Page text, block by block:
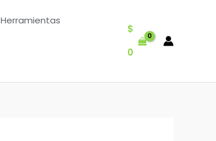
Herramientas
$
0